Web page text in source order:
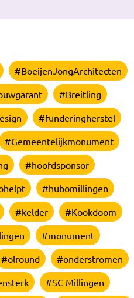
#BoeijenJongArchitecten
#Breitling
#funderingherstel
#Gemeentelijkmonument
#hoofdsponsor
#hubomillingen
#kelder
#Kookdoom
#monument
#olround
#onderstromen
#SC Millingen